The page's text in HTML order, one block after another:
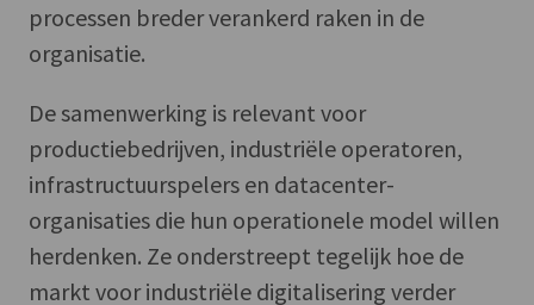
processen breder verankerd raken in de
organisatie.
De samenwerking is relevant voor
productiebedrijven, industriële operatoren,
infrastructuurspelers en datacenter-
organisaties die hun operationele model willen
herdenken. Ze onderstreept tegelijk hoe de
markt voor industriële digitalisering verder